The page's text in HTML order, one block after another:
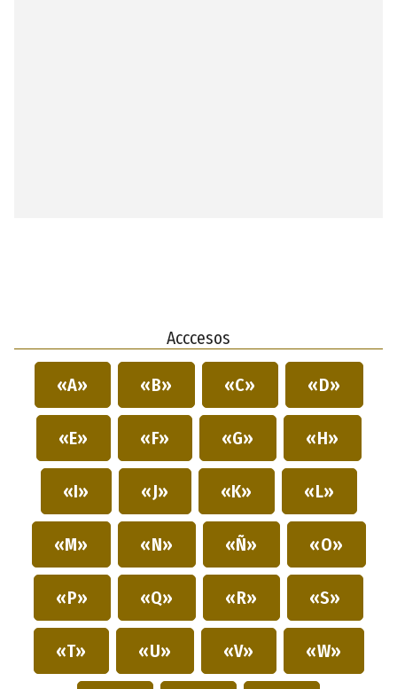
Acccesos
«A» «B» «C» «D»
«E» «F» «G» «H»
«I» «J» «K» «L»
«M» «N» «Ñ» «O»
«P» «Q» «R» «S»
«T» «U» «V» «W»